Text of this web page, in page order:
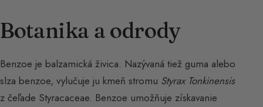
Botanika a odrody
Benzoe je balzamická živica. Nazývaná tiež guma alebo
slza benzoe, vylučuje ju kmeň stromu Styrax Tonkinensis
z čeľade Styracaceae. Benzoe umožňuje získavanie